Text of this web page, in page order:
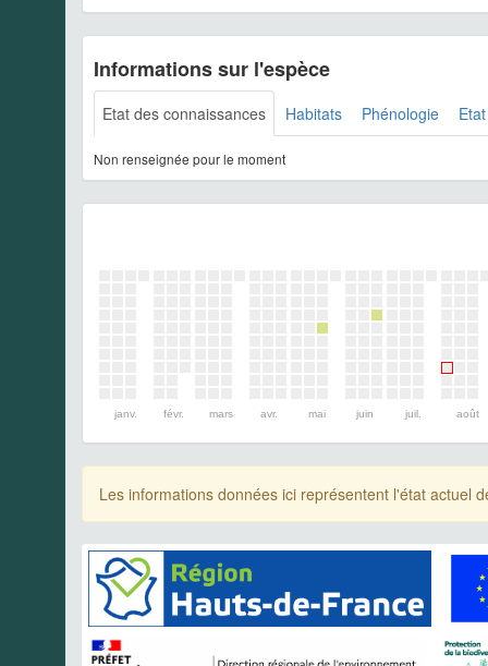
Informations sur l'espèce
Etat des connaissances Habitats Phénologie
Non renseignée pour le moment
janv. févr. mars avr. mai juin juil. août
Les informations données ici représentent l'état actuel